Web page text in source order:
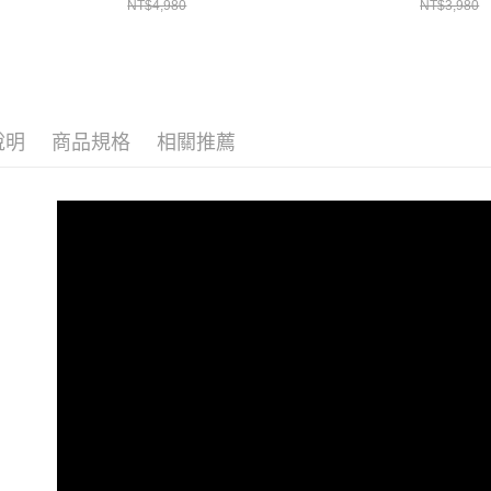
動。
NT$4,980 NT$3,980
明 商品規格 相關推薦